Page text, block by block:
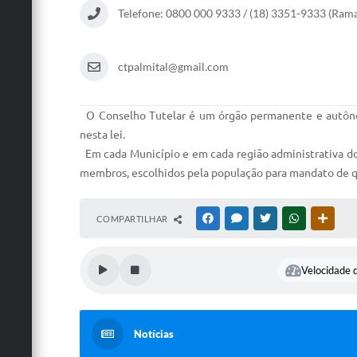
Telefone: 0800 000 9333 / (18) 3351-9333
ctpalmital@gmail.com
O Conselho Tutelar é um órgão permanente e
nesta lei.
Em cada Município e em cada região administrativa
membros, escolhidos pela população para mandato
COMPARTILHAR FACEBOOKMESSENGER
TWITTERWHATSAPP
Velocidade
Notícias